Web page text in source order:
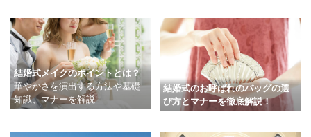
結婚式メイクのポイントとは？
華やかさを演出する方法や基礎
知識、マナーを解説
結婚式のお呼ばれのバッグの選
び方とマナーを徹底解説！